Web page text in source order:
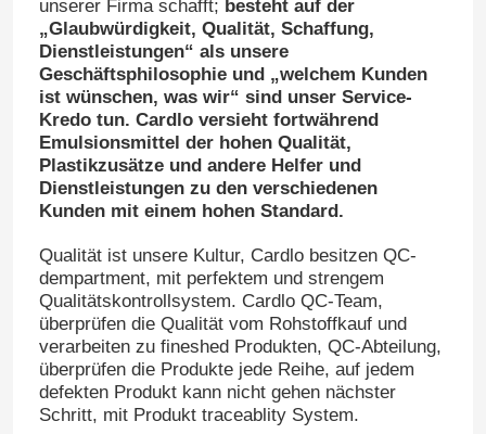
unserer Firma schafft; besteht auf der
„Glaubwürdigkeit, Qualität, Schaffung,
Dienstleistungen“ als unsere
Geschäftsphilosophie und „welchem Kunden
ist wünschen, was wir“ sind unser Service-
Kredo tun. Cardlo versieht fortwährend
Emulsionsmittel der hohen Qualität,
Plastikzusätze und andere Helfer und
Dienstleistungen zu den verschiedenen
Kunden mit einem hohen Standard.
Qualität ist unsere Kultur, Cardlo besitzen QC-
dempartment, mit perfektem und strengem
Qualitätskontrollsystem. Cardlo QC-Team,
überprüfen die Qualität vom Rohstoffkauf und
verarbeiten zu fineshed Produkten, QC-Abteilung,
überprüfen die Produkte jede Reihe, auf jedem
defekten Produkt kann nicht gehen nächster
Schritt, mit Produkt traceablity System.